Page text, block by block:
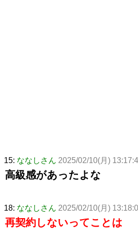
15: ななしさん 2025/02/10(月)
高級感があったよな
18: ななしさん 2025/02/10(月)
再契約しないってことは